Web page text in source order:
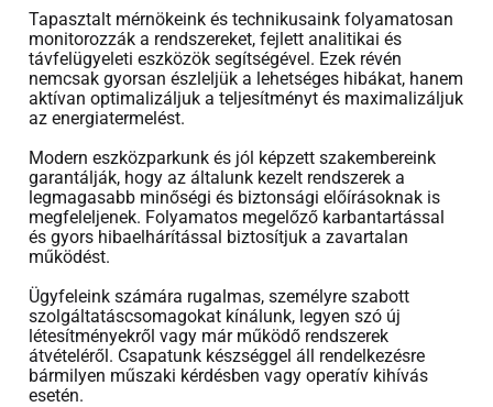
Tapasztalt mérnökeink és technikusaink folyamatosan
monitorozzák a rendszereket, fejlett analitikai és
távfelügyeleti eszközök segítségével. Ezek révén
nemcsak gyorsan észleljük a lehetséges hibákat, hanem
aktívan optimalizáljuk a teljesítményt és maximalizáljuk
az energiatermelést.
Modern eszközparkunk és jól képzett szakembereink
garantálják, hogy az általunk kezelt rendszerek a
legmagasabb minőségi és biztonsági előírásoknak is
megfeleljenek. Folyamatos megelőző karbantartással
és gyors hibaelhárítással biztosítjuk a zavartalan
működést.
Ügyfeleink számára rugalmas, személyre szabott
szolgáltatáscsomagokat kínálunk, legyen szó új
létesítményekről vagy már működő rendszerek
átvételéről. Csapatunk készséggel áll rendelkezésre
bármilyen műszaki kérdésben vagy operatív kihívás
esetén.